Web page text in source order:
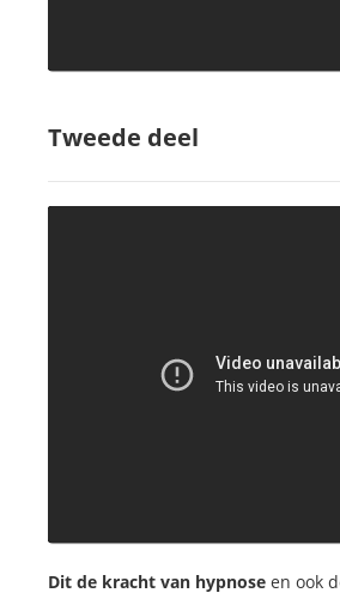
Tweede deel
Dit de kracht van hypnose en ook